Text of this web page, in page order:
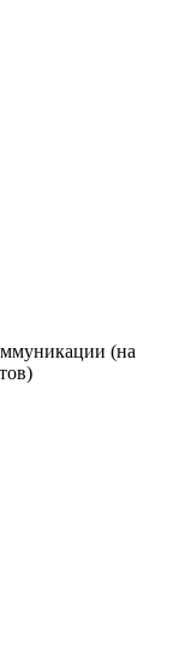
(на